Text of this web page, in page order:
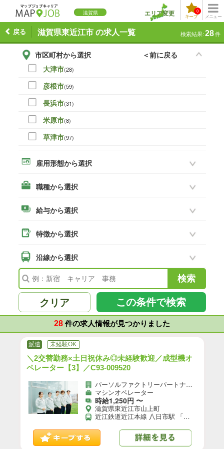
滋賀県
メニュー
キープ
0
エリア変更
滋賀県東近江市 の求人一覧
戻る 検索結果: 28件
市区町村から選択
＜前に戻る
大津市(28)
彦根市(59)
長浜市(31)
米原市(8)
草津市(97)
甲賀市(39)
野洲市 (39)
高島市(2)
東近江市(28)
近江八幡市
滋賀県その他(95)
雇用形態から選択
職種から選択
給与から選択
特徴から選択
沿線から選択
クリア この条件で検索
28 件の求人情報が見つかりました
派遣 未経験OK
＼2交替勤務×土日祝休み◎未経験歓迎／成型機オ
ペレーター【3】／C93-009520
パーソルファクトリーパートナーズ株式会社
マシンオペレーター
時給1,250円 〜
滋賀県東近江市山上町
近江鉄道近江本線 八日市駅 「八日市駅」から車23分 ★バイク、マイカー通勤OK（無料駐車場あり）